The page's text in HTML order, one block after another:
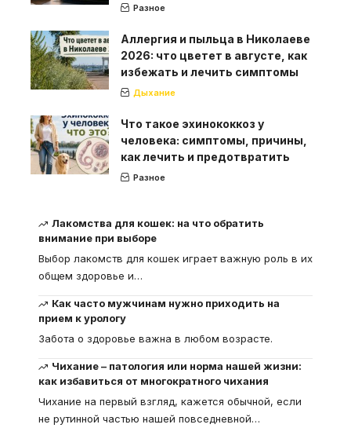
Разное
Аллергия и пыльца в Николаеве
2026: что цветет в августе, как
избежать и лечить симптомы
Дыхание
Что такое эхинококкоз у
человека: симптомы, причины,
как лечить и предотвратить
Разное
Лакомства для кошек: на что обратить
внимание при выборе
Выбор лакомств для кошек играет важную роль в их
общем здоровье и…
Как часто мужчинам нужно приходить на
прием к урологу
Забота о здоровье важна в любом возрасте.
Чихание – патология или норма нашей жизни:
как избавиться от многократного чихания
Чихание на первый взгляд, кажется обычной, если
не рутинной частью нашей повседневной…